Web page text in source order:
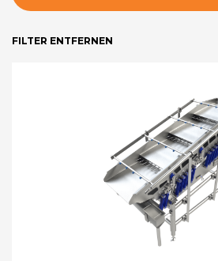
FILTER ENTFERNEN